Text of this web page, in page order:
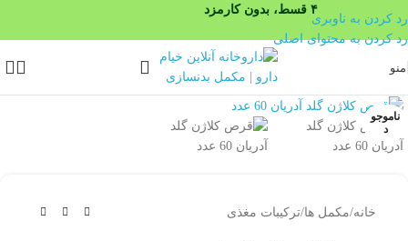
۴ قسط، بدون کارمزد
رد کردن به ناوبری
رد کردن به محتوای اصلی
منو
ناموجو
د
بزرگنمایی تصویر
خانه/مکمل ها/ترکیبات مغذی